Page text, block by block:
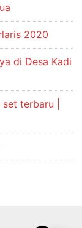
2020
di Desa Kadi
terbaru |